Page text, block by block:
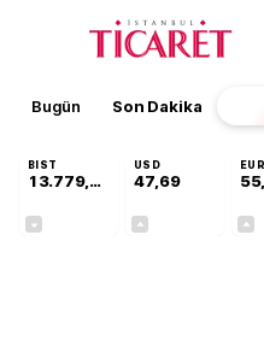
Bugün Son Dakika
BIST
13.779,39
USD
47,69
EUR